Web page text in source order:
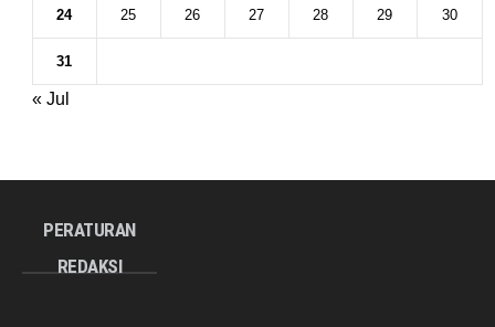
24 25 26 27 28 29 30
31
« Jul
PERATURAN
REDAKSI